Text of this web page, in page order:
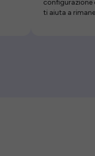
configurazione
ti aiuta a